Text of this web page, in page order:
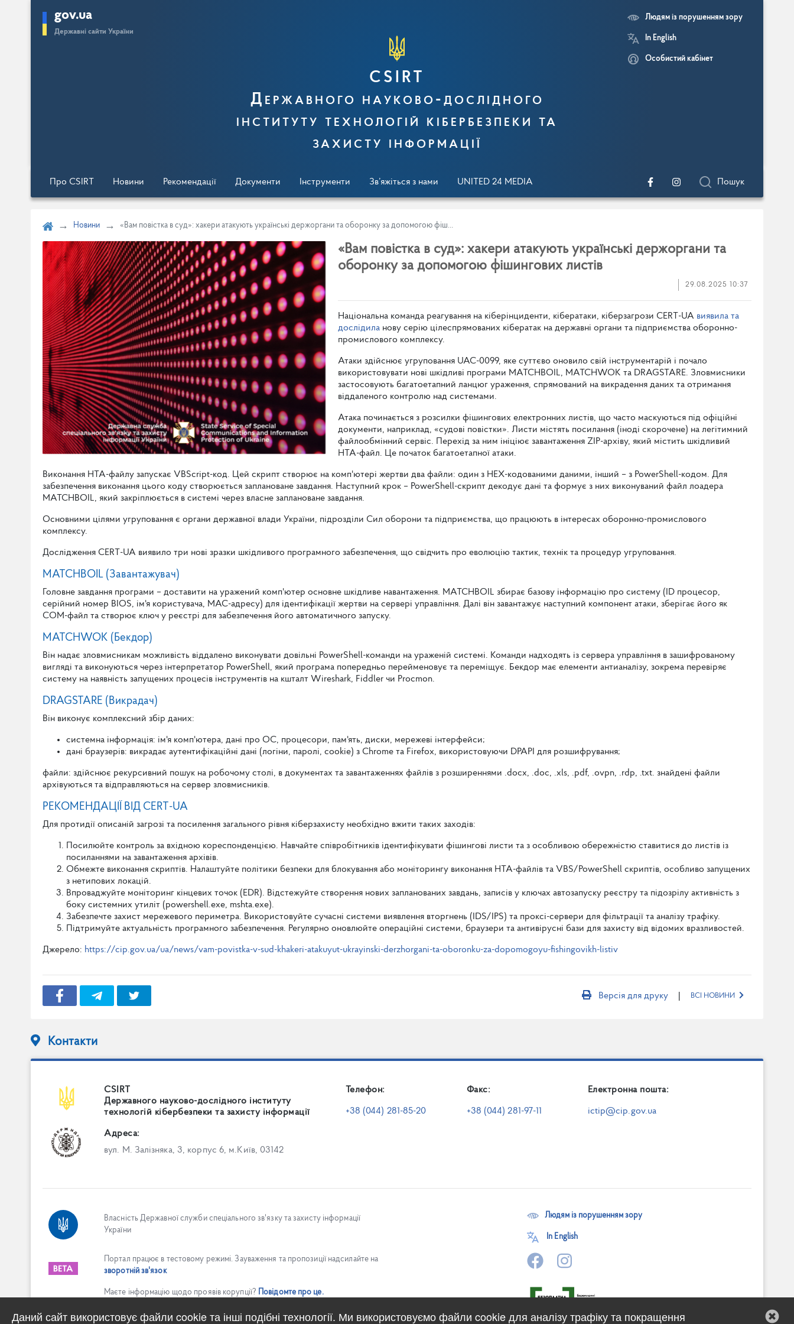
Перейти
gov.ua
Державні сайти України
Людям із порушенням зору
In English
Особистий кабінет
CSIRT
Державного науково-дослідного
інституту технологій кібербезпеки та
захисту інформації
Про CSIRT Новини Рекомендації Документи Інструменти Зв’яжіться з нами UNITED 24 MEDIA Пошук
Новини «Вам повістка в суд»: хакери атакують українські держоргани та оборонку за допомогою фішингових листів
«Вам повістка в суд»: хакери атакують українські держоргани та
оборонку за допомогою фішингових листів
29.08.2025 10:37
Національна команда реагування на кіберінциденти, кібератаки, кіберзагрози CERT-UA виявила та
дослідила нову серію цілеспрямованих кібератак на державні органи та підприємства оборонно-
промислового комплексу.
Атаки здійснює угруповання UAC-0099, яке суттєво оновило свій інструментарій і почало
використовувати нові шкідливі програми MATCHBOIL, MATCHWOK та DRAGSTARE. Зловмисники
застосовують багатоетапний ланцюг ураження, спрямований на викрадення даних та отримання
віддаленого контролю над системами.
Атака починається з розсилки фішингових електронних листів, що часто маскуються під офіційні
документи, наприклад, «судові повістки». Листи містять посилання (іноді скорочене) на легітимний
файлообмінний сервіс. Перехід за ним ініціює завантаження ZIP-архіву, який містить шкідливий
HTA-файл. Це початок багатоетапної атаки.
Виконання HTA-файлу запускає VBScript-код. Цей скрипт створює на комп'ютері жертви два файли: один з HEX-кодованими даними, інший – з PowerShell-кодом. Для
забезпечення виконання цього коду створюється заплановане завдання. Наступний крок – PowerShell-скрипт декодує дані та формує з них виконуваний файл лоадера
MATCHBOIL, який закріплюється в системі через власне заплановане завдання.
Основними цілями угруповання є органи державної влади України, підрозділи Сил оборони та підприємства, що працюють в інтересах оборонно-промислового
комплексу.
Дослідження CERT-UA виявило три нові зразки шкідливого програмного забезпечення, що свідчить про еволюцію тактик, технік та процедур угруповання.
MATCHBOIL (Завантажувач)
Головне завдання програми – доставити на уражений комп'ютер основне шкідливе навантаження. MATCHBOIL збирає базову інформацію про систему (ID процесор,
серійний номер BIOS, ім'я користувача, MAC-адресу) для ідентифікації жертви на сервері управління. Далі він завантажує наступний компонент атаки, зберігає його як
COM-файл та створює ключ у реєстрі для забезпечення його автоматичного запуску.
MATCHWOK (Бекдор)
Він надає зловмисникам можливість віддалено виконувати довільні PowerShell-команди на ураженій системі. Команди надходять із сервера управління в зашифрованому
вигляді та виконуються через інтерпретатор PowerShell, який програма попередньо перейменовує та переміщує. Бекдор має елементи антианалізу, зокрема перевіряє
систему на наявність запущених процесів інструментів на кшталт Wireshark, Fiddler чи Procmon.
DRAGSTARE (Викрадач)
Він виконує комплексний збір даних:
системна інформація: ім'я комп'ютера, дані про ОС, процесори, пам'ять, диски, мережеві інтерфейси;
дані браузерів: викрадає аутентифікаційні дані (логіни, паролі, cookie) з Chrome та Firefox, використовуючи DPAPI для розшифрування;
файли: здійснює рекурсивний пошук на робочому столі, в документах та завантаженнях файлів з розширеннями .docx, .doc, .xls, .pdf, .ovpn, .rdp, .txt. знайдені файли
архівуються та відправляються на сервер зловмисників.
РЕКОМЕНДАЦІЇ ВІД CERT-UA
Для протидії описаній загрозі та посилення загального рівня кіберзахисту необхідно вжити таких заходів:
Посилюйте контроль за вхідною кореспонденцією. Навчайте співробітників ідентифікувати фішингові листи та з особливою обережністю ставитися до листів із
посиланнями на завантаження архівів.
Обмежте виконання скриптів. Налаштуйте політики безпеки для блокування або моніторингу виконання HTA-файлів та VBS/PowerShell скриптів, особливо запущених
з нетипових локацій.
Впроваджуйте моніторинг кінцевих точок (EDR). Відстежуйте створення нових запланованих завдань, записів у ключах автозапуску реєстру та підозрілу активність з
боку системних утиліт (powershell.exe, mshta.exe).
Забезпечте захист мережевого периметра. Використовуйте сучасні системи виявлення вторгнень (IDS/IPS) та проксі-сервери для фільтрації та аналізу трафіку.
Підтримуйте актуальність програмного забезпечення. Регулярно оновлюйте операційні системи, браузери та антивірусні бази для захисту від відомих вразливостей.
Джерело: https://cip.gov.ua/ua/news/vam-povistka-v-sud-khakeri-atakuyut-ukrayinski-derzhorgani-ta-oboronku-za-dopomogoyu-fishingovikh-listiv
Версія для друку ВСІ НОВИНИ
Контакти
CSIRT
Державного науково-дослідного інституту
технологій кібербезпеки та захисту інформації
Адреса:
вул. М. Залізняка, 3, корпус 6, м.Київ, 03142
Телефон:
+38 (044) 281-85-20
Факс:
+38 (044) 281-97-11
Електронна пошта:
ictip@cip.gov.ua
Власність Державної служби спеціального зв'язку та захисту інформації
України
Портал працює в тестовому режимі. Зауваження та пропозиції надсилайте на
зворотній зв'язок
Маєте інформацію щодо проявів корупції? Повідомте про це.
Людям із порушенням зору
In English
Даний сайт використовує файли cookie та інші подібні технології. Ми використовуємо файли cookie для аналізу трафіку та покращення